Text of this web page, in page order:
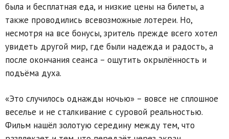
была и бесплатная еда, и низкие цены на билеты, а
также проводились всевозможные лотереи. Но,
несмотря на все бонусы, зритель прежде всего хотел
увидеть другой мир, где были надежда и радость, а
после окончания сеанса – ощутить окрылённость и
подъёма духа.
«Это случилось однажды ночью» – вовсе не сплошное
веселье и не сталкивание с суровой реальностью.
Фильм нашёл золотую середину между тем, что